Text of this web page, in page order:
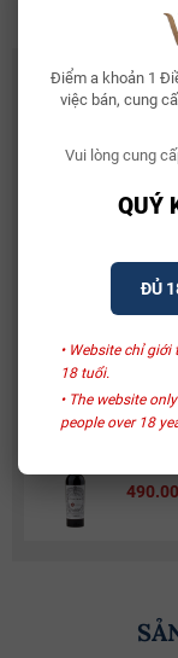
Điểm a khoản 1
việc bán, cung
Vui lòng cung
QUÝ
ĐỦ
• Website chỉ
18 tuổi.
• The website
people over 18
CÓ THỂ BẠN
Rượu